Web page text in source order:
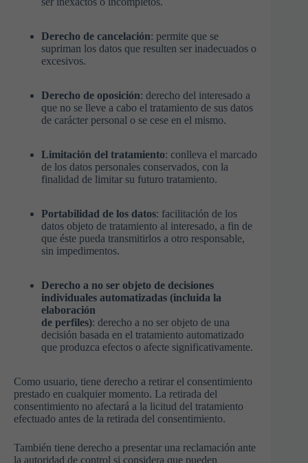
Derecho de cancelación: permite que se
supriman los datos que resulten ser inadecuados o
excesivos.
Derecho de oposición: derecho del interesado a
que no se lleve a cabo el tratamiento de sus datos
de carácter personal o se cese en el mismo.
Limitación del tratamiento: conlleva el marcado
de los datos personales conservados, con la
finalidad de limitar su futuro tratamiento.
Portabilidad de los datos: facilitación de los
datos objeto de tratamiento al interesado, a fin de
que éste pueda transmitirlos a otro responsable,
sin impedimentos.
Derecho a no ser objeto de decisiones
individuales automatizadas (incluida la
elaboración
de perfiles): derecho a no ser objeto de una
decisión basada en el tratamiento automatizado
que produzca efectos o afecte significativamente.
Como usuario, tiene derecho a retirar el consentimiento
prestado en cualquier momento. La retirada del
consentimiento no afectará a la licitud del tratamiento
efectuado antes de la retirada del consentimiento.
También tiene derecho a presentar una reclamación ante
la autoridad de control si considera que pueden